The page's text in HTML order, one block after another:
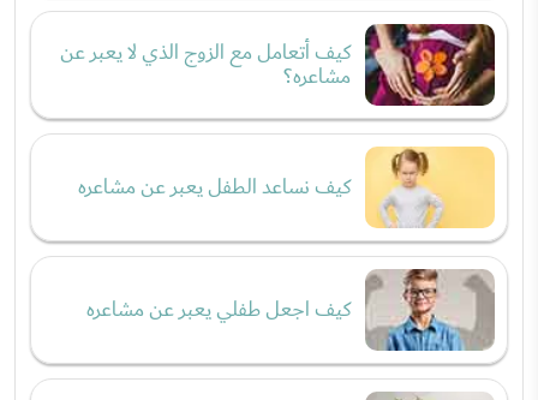
كيف أتعامل مع الزوج الذي لا يعبر عن
مشاعره؟
كيف نساعد الطفل يعبر عن مشاعره
كيف اجعل طفلي يعبر عن مشاعره